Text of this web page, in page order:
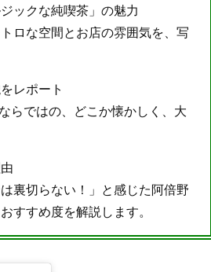
ックな純喫茶」の魅力
ロな空間とお店の雰囲気を、写
レポート
らではの、どこか懐かしく、大
裏切らない！」と感じた阿倍野
すすめ度を解説します。